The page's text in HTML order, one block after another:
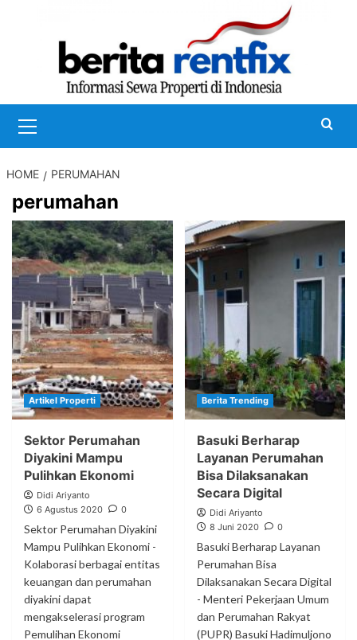
Menu
HOME PERUMAHAN
perumahan
Artikel Properti
Sektor Perumahan
Diyakini Mampu
Pulihkan Ekonomi
Didi Ariyanto
6 Agustus 2020
0
Sektor Perumahan Diyakini
Mampu Pulihkan Ekonomi -
Kolaborasi berbagai entitas
keuangan dan perumahan
diyakini dapat
mengakselerasi program
Pemulihan Ekonomi
Berita Trending
Basuki Berharap
Layanan Perumahan
Bisa Dilaksanakan
Secara Digital
Didi Ariyanto
8 Juni 2020
0
Basuki Berharap Layanan
Perumahan Bisa
Dilaksanakan Secara Digital
- Menteri Pekerjaan Umum
dan Perumahan Rakyat
(PUPR) Basuki Hadimuljono